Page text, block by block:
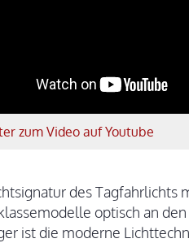
zum Video auf Youtube
des Tagfahrlichts
optisch an
ist die moderne